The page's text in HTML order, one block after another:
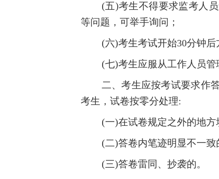
(五)考生不得要求监考人
等问题，可举手询问；
(六)考生考试开始30分钟
(七)考生应服从工作人员
二、考生应按考试要求作
考生，试卷按零分处理:
(一)在试卷规定之外的地
(二)答卷内笔迹明显不一致
(三)答卷雷同、抄袭的。